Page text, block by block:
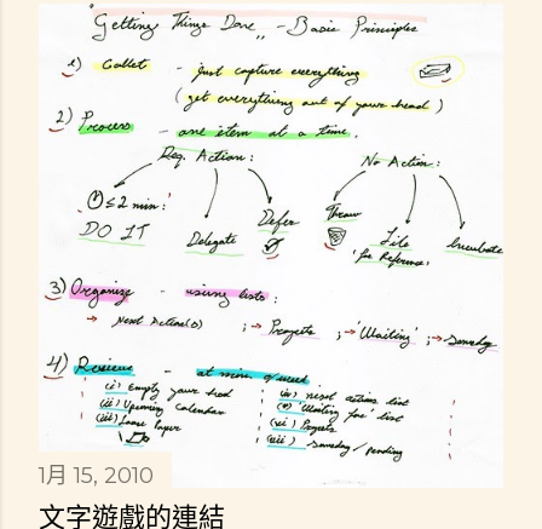
1月 15, 2010
文字遊戲的連結